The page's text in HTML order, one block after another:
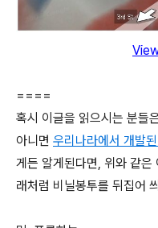
====
혹시 이글을 읽으시는 분들
아니면 우리나라에서 개발
게든 알게된다면, 위와 같
래처럼 비닐봉투를 뒤집어